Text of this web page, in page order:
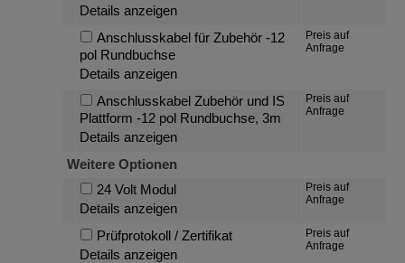
Details anzeigen
Anschlusskabel für Zubehör -12
pol Rundbuchse
Details anzeigen
Preis auf
Anfrage
Anschlusskabel Zubehör und IS
Plattform -12 pol Rundbuchse, 3m
Details anzeigen
Preis auf
Anfrage
Weitere Optionen
24 Volt Modul
Details anzeigen
Preis auf
Anfrage
Prüfprotokoll / Zertifikat
Details anzeigen
Preis auf
Anfrage